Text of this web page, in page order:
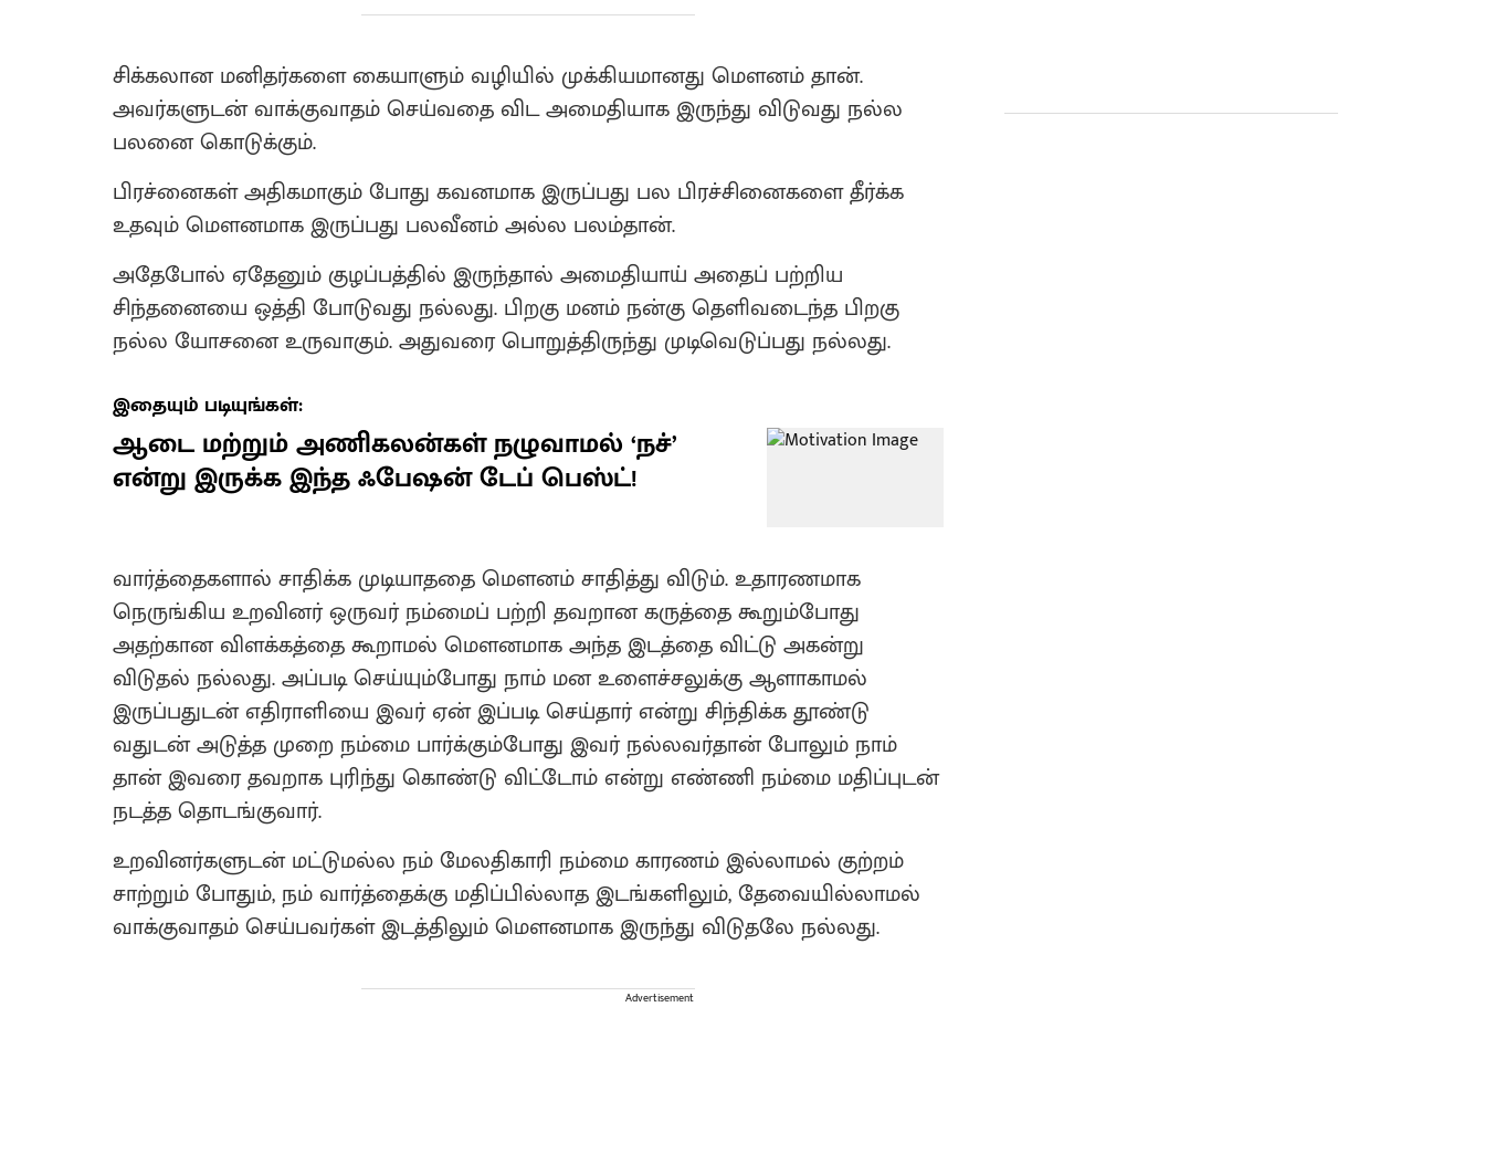
சிக்கலான மனிதர்களை கையாளும் வழியில் முக்கியமானது மௌனம் தான்.
அவர்களுடன் வாக்குவாதம் செய்வதை விட அமைதியாக இருந்து விடுவது நல்ல
பலனை கொடுக்கும்.
பிரச்னைகள் அதிகமாகும் போது கவனமாக இருப்பது பல பிரச்சினைகளை தீர்க்க
உதவும் மௌனமாக இருப்பது பலவீனம் அல்ல பலம்தான்.
அதேபோல் ஏதேனும் குழப்பத்தில் இருந்தால் அமைதியாய் அதைப் பற்றிய
சிந்தனையை ஒத்தி போடுவது நல்லது. பிறகு மனம் நன்கு தெளிவடைந்த பிறகு
நல்ல யோசனை உருவாகும். அதுவரை பொறுத்திருந்து முடிவெடுப்பது நல்லது.
இதையும் படியுங்கள்:
ஆடை மற்றும் அணிகலன்கள் நழுவாமல் ‘நச்’
என்று இருக்க இந்த ஃபேஷன் டேப் பெஸ்ட்!
வார்த்தைகளால் சாதிக்க முடியாததை மௌனம் சாதித்து விடும். உதாரணமாக
நெருங்கிய உறவினர் ஒருவர் நம்மைப் பற்றி தவறான கருத்தை கூறும்போது
அதற்கான விளக்கத்தை கூறாமல் மௌனமாக அந்த இடத்தை விட்டு அகன்று
விடுதல் நல்லது. அப்படி செய்யும்போது நாம் மன உளைச்சலுக்கு ஆளாகாமல்
இருப்பதுடன் எதிராளியை இவர் ஏன் இப்படி செய்தார் என்று சிந்திக்க தூண்டு
வதுடன் அடுத்த முறை நம்மை பார்க்கும்போது இவர் நல்லவர்தான் போலும் நாம்
தான் இவரை தவறாக புரிந்து கொண்டு விட்டோம் என்று எண்ணி நம்மை மதிப்புடன்
நடத்த தொடங்குவார்.
உறவினர்களுடன் மட்டுமல்ல நம் மேலதிகாரி நம்மை காரணம் இல்லாமல் குற்றம்
சாற்றும் போதும், நம் வார்த்தைக்கு மதிப்பில்லாத இடங்களிலும், தேவையில்லாமல்
வாக்குவாதம் செய்பவர்கள் இடத்திலும் மௌனமாக இருந்து விடுதலே நல்லது.
Advertisement